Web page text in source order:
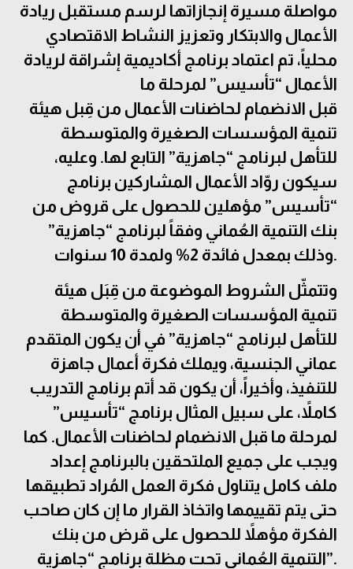
مواصلة مسيرة إنجازاتها لرسم مستقبل ريادة
الأعمال والابتكار وتعزيز النشاط الاقتصادي
محلياً، تم اعتماد برنامج أكاديمية إشراقة لريادة
الأعمال “تأسيس” لمرحلة ما
قبل الانضمام لحاضنات الأعمال من قِبل هيئة
تنمية المؤسسات الصغيرة والمتوسطة
للتأهل لبرنامج “جاهزية” التابع لها. وعليه،
سيكون روّاد الأعمال المشاركين برنامج
“تأسيس” مؤهلين للحصول على قروض من
بنك التنمية العُماني وفقاً لبرنامج “جاهزية”
وذلك بمعدل فائدة 2% ولمدة 10 سنوات.
وتتمثّل الشروط الموضوعة من قِبَل هيئة
تنمية المؤسسات الصغيرة والمتوسطة
للتأهل لبرنامج “جاهزية” في أن يكون المتقدم
عماني الجنسية، ويملك فكرة أعمال جاهزة
للتنفيذ، وأخيراً، أن يكون قد أتم برنامج التدريب
كاملاً، على سبيل المثال برنامج “تأسيس”
لمرحلة ما قبل الانضمام لحاضنات الأعمال. كما
ويجب على جميع الملتحقين بالبرنامج إعداد
ملف كامل يتناول فكرة العمل المُراد تطبيقها
حتى يتم تقييمها واتخاذ القرار ما إن كان صاحب
الفكرة مؤهلاً للحصول على قرض من بنك
التنمية العُماني تحت مظلة برنامج “جاهزية”.